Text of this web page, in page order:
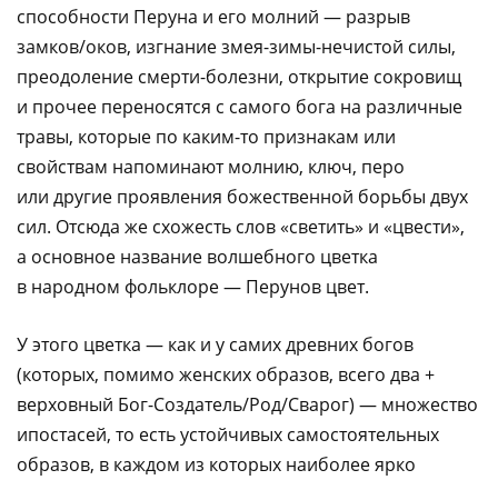
способности Перуна и его молний — разрыв
замков/оков, изгнание змея-зимы-нечистой силы,
преодоление смерти-болезни, открытие сокровищ
и прочее переносятся с самого бога на различные
травы, которые по каким-то признакам или
свойствам напоминают молнию, ключ, перо
или другие проявления божественной борьбы двух
сил. Отсюда же схожесть слов «светить» и «цвести»,
а основное название волшебного цветка
в народном фольклоре — Перунов цвет.
У этого цветка — как и у самих древних богов
(которых, помимо женских образов, всего два +
верховный Бог-Создатель/Род/Сварог) — множество
ипостасей, то есть устойчивых самостоятельных
образов, в каждом из которых наиболее ярко